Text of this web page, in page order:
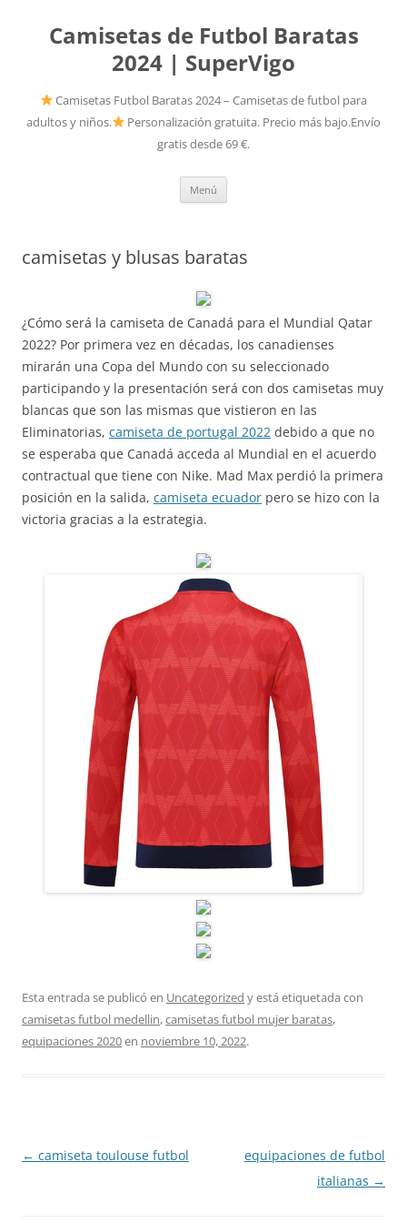
Camisetas de Futbol Baratas
2024 | SuperVigo
Camisetas Futbol Baratas 2024 – Camisetas de futbol para
adultos y niños.
Personalización gratuita. Precio más bajo.Envío
gratis desde 69 €.
Menú
camisetas y blusas baratas
¿Cómo será la camiseta de Canadá para el Mundial Qatar
2022? Por primera vez en décadas, los canadienses
mirarán una Copa del Mundo con su seleccionado
participando y la presentación será con dos camisetas muy
blancas que son las mismas que vistieron en las
Eliminatorias, camiseta de portugal 2022 debido a que no
se esperaba que Canadá acceda al Mundial en el acuerdo
contractual que tiene con Nike. Mad Max perdió la primera
posición en la salida, camiseta ecuador pero se hizo con la
victoria gracias a la estrategia.
Esta entrada se publicó en Uncategorized y está etiquetada con
camisetas futbol medellin,camisetas futbol mujer baratas,
equipaciones 2020en noviembre 10, 2022.
Navegación
← camiseta toulouse futbol
equipaciones de futbol
italianas →